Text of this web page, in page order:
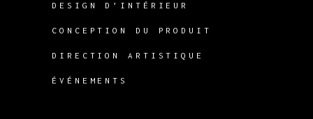
DESIGN D’INTÉRIEUR
CONCEPTION DU PRODUIT
DIRECTION ARTISTIQUE
ÉVÉNEMENTS